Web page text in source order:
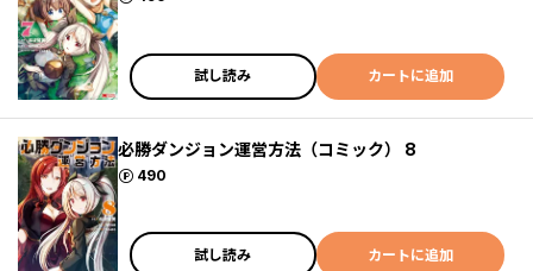
試し読み カートに追加
必勝ダンジョン運営方法（コミック） 8
490
ポイント
試し読み カートに追加